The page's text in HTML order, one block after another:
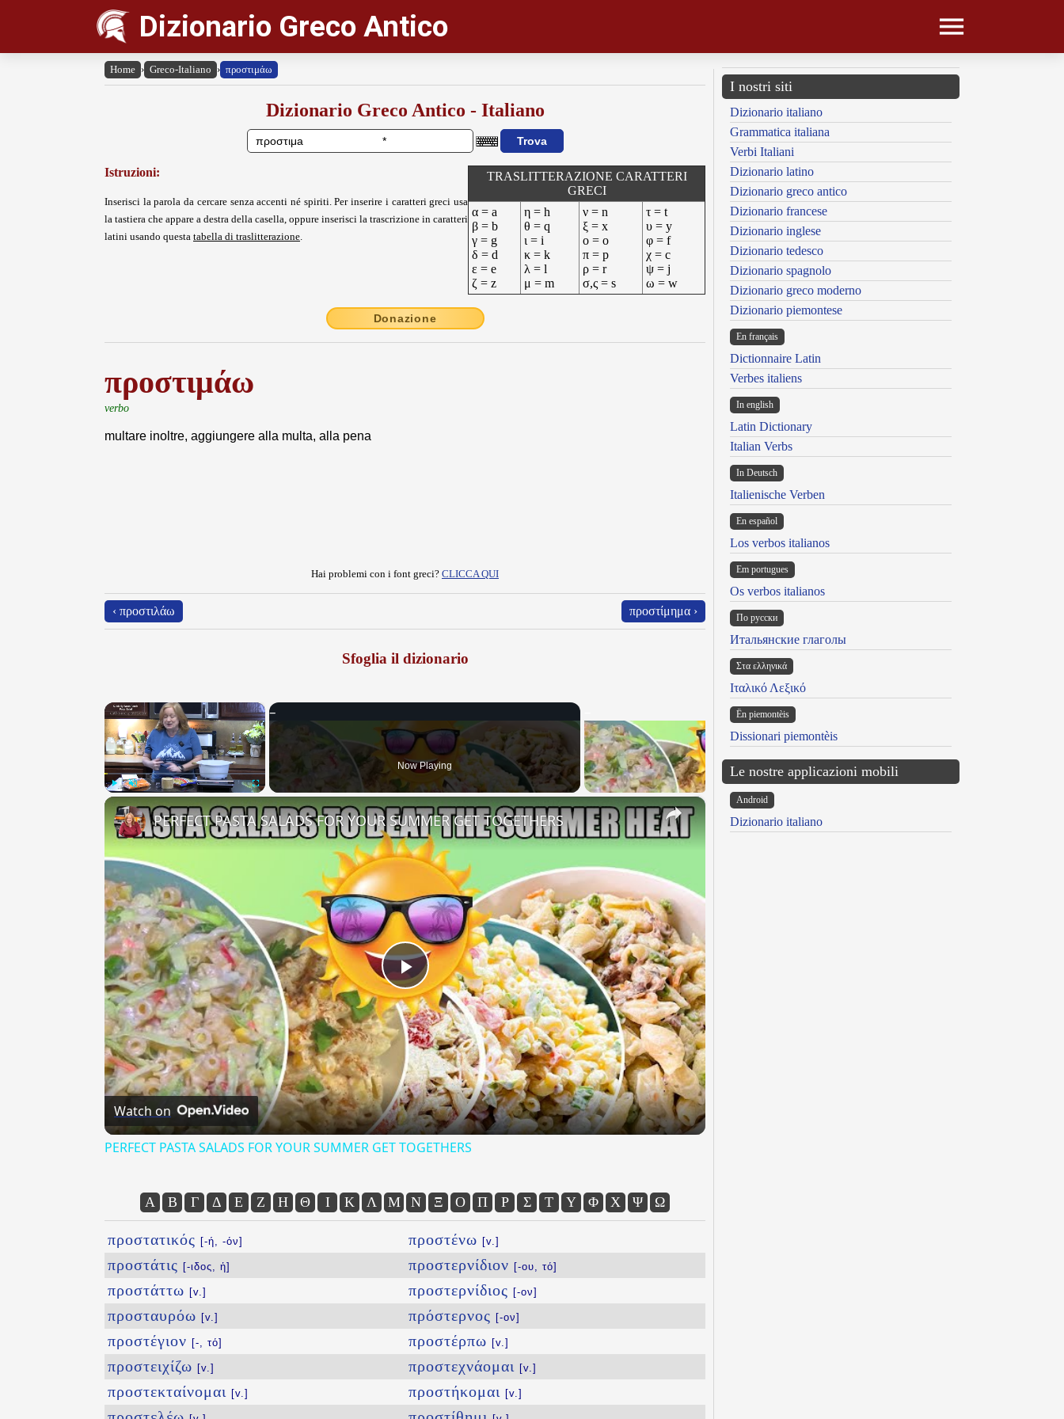
Dizionario Greco Antico
Home › Greco-Italiano › προστιμάω
Dizionario Greco Antico - Italiano
Istruzioni:
Inserisci la parola da cercare senza accenti né spiriti. Per inserire i caratteri greci usa
la tastiera che appare a destra della casella, oppure inserisci la trascrizione in caratteri
latini usando questa tabella di traslitterazione.
TRASLITTERAZIONE CARATTERI
GRECI
α = a
β = b
γ = g
δ = d
ε = e
ζ = z
η = h
θ = q
ι = i
κ = k
λ = l
μ = m
ν = n
ξ = x
ο = o
π = p
ρ = r
σ,ς = s
τ = t
υ = y
φ = f
χ = c
ψ = j
ω = w
Donazione
προστιμάω
verbo
multare inoltre, aggiungere alla multa, alla pena
Hai problemi con i font greci? CLICCA QUI
‹ προστιλάω προστίμημα ›
Sfoglia il dizionario
×
Now Playing
×
Play
Video
PERFECT PASTA SALADS FOR YOUR SUMMER GET TOGETHERS
Watch on
PERFECT PASTA SALADS FOR YOUR SUMMER GET TOGETHERS
Α Β Γ Δ Ε Ζ Η Θ Ι Κ Λ Μ Ν Ξ Ο Π Ρ Σ Τ Υ Φ Χ Ψ Ω
προστατικός [-ή, -όν]
προστάτις [-ιδος, ἡ]
προστάττω [v.]
προσταυρόω [v.]
προστέγιον [-, τό]
προστειχίζω [v.]
προστεκταίνομαι [v.]
προστένω [v.]
προστερνίδιον [-ου, τό]
προστερνίδιος [-ον]
πρόστερνος [-ον]
προστέρπω [v.]
προστεχνάομαι [v.]
προστήκομαι [v.]
I nostri siti
Dizionario italiano
Grammatica italiana
Verbi Italiani
Dizionario latino
Dizionario greco antico
Dizionario francese
Dizionario inglese
Dizionario tedesco
Dizionario spagnolo
Dizionario greco moderno
Dizionario piemontese
En français
Dictionnaire Latin
Verbes italiens
In english
Latin Dictionary
Italian Verbs
In Deutsch
Italienische Verben
En español
Los verbos italianos
Em portugues
Os verbos italianos
По русски
Итальянские глаголы
Στα ελληνικά
Ιταλικό Λεξικό
Ën piemontèis
Dissionari piemontèis
Le nostre applicazioni mobili
Android
Dizionario italiano